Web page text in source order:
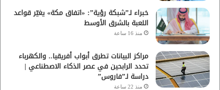
خبراء لـ”شبكة رؤية”: «اتفاق مكة» يغيّر قواعد
اللعبة بالشرق الأوسط
منذ 16 ساعة
مراكز البيانات تطرق أبواب أفريقيا.. والكهرباء
تحدد الرابحين في عصر الذكاء الاصطناعي |
دراسة لـ”فاروس”
منذ 22 ساعة